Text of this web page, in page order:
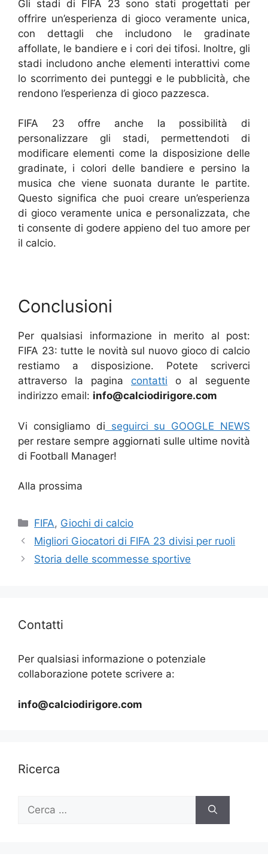
Gli stadi di FIFA 23 sono stati progettati per
offrire un’esperienza di gioco veramente unica,
con dettagli che includono le gradinate
affollate, le bandiere e i cori dei tifosi. Inoltre, gli
stadi includono anche elementi interattivi come
lo scorrimento dei punteggi e le pubblicità, che
rendono l’esperienza di gioco pazzesca.
FIFA 23 offre anche la possibilità di
personalizzare gli stadi, permettendoti di
modificare elementi come la disposizione delle
gradinate, i colori delle bandiere e persino la
musica che viene suonata durante le partite.
Questo significa che puoi creare un’esperienza
di gioco veramente unica e personalizzata, che
ti consente di godere appieno del tuo amore per
il calcio.
Conclusioni
Per qualsiasi informazione in merito al post:
FIFA 23: tutte le novità sul nuovo gioco di calcio
restiamo a disposizione. Potete scriverci
attraverso la pagina contatti o al seguente
indirizzo email: info@calciodirigore.com
Vi consigliamo di seguirci su GOOGLE NEWS
per restare sempre aggiornati sulle ultime novità
di Football Manager!
Alla prossima
Categorie
FIFA, Giochi di calcio
Migliori Giocatori di FIFA 23 divisi per ruoli
Storia delle scommesse sportive
Contatti
Per qualsiasi informazione o potenziale
collaborazione potete scrivere a:
info@calciodirigore.com
Ricerca
per: